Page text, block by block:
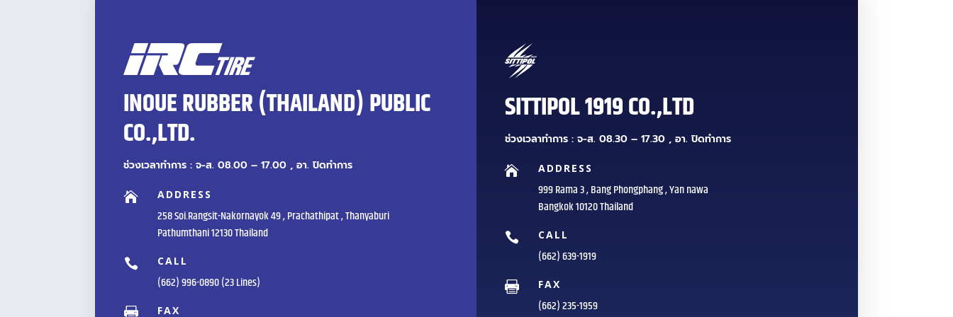
INOUE RUBBER (THAILAND) PUBLIC
CO.,LTD.
ช่วงเวลาทำการ : จ-ส. 08.00 – 17.00 , อา. ปิดทำการ
 ADDRESS
258 Soi.Rangsit-Nakornayok 49 , Prachathipat , Thanyaburi
Pathumthani 12130 Thailand
 CALL
(662) 996-0890 (23 Lines)
 FAX
SITTIPOL 1919 CO.,LTD
ช่วงเวลาทำการ : จ-ส. 08.30 – 17.30 , อา. ปิดทำการ
 ADDRESS
999 Rama 3 , Bang Phongphang , Yan nawa
Bangkok 10120 Thailand
 CALL
(662) 639-1919
 FAX
(662) 235-1959